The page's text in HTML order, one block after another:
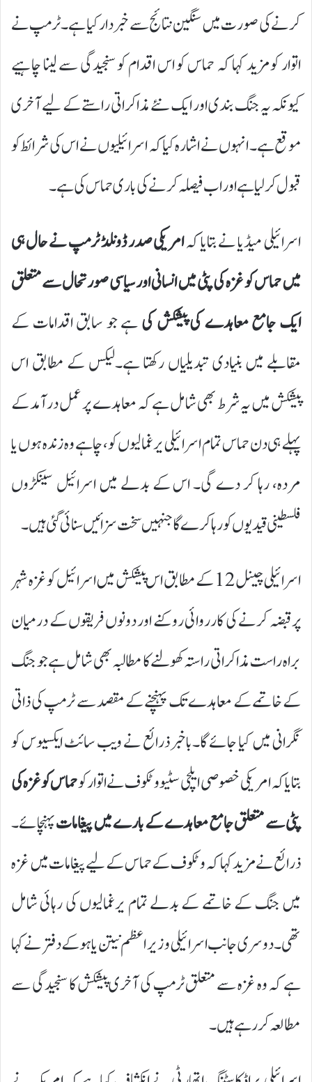
کرنے کی صورت میں سنگین نتائج سے خبردار کیا ہے۔ٹرمپ نے
اتوار کو مزید کہا کہ حماس کو اس اقدام کو سنجیدگی سے لینا چاہیے
کیونکہ یہ جنگ بندی اور ایک نئے مذاکراتی راستے کے لیے آخری
موقع ہے۔ انہوں نے اشارہ کیا کہ اسرائیلیوں نے اس کی شرائط کو
قبول کر لیا ہے اور اب فیصلہ کرنے کی باری حماس کی ہے۔
اسرائیلی میڈیا نے بتایا کہامریکی صدر ڈونلڈ ٹرمپ نے حال ہی
میں حماس کو غزہ کی پٹی میں انسانی اور سیاسی صورتحال سے متعلق
ایک جامع معاہدے کی پیشکش کیہے جو سابق اقدامات کے
مقابلے میں بنیادی تبدیلیاں رکھتا ہے۔لیکس کے مطابق اس
پیشکش میں یہ شرط بھی شامل ہے کہ معاہدے پر عمل درآمد کے
پہلے ہی دن حماس تمام اسرائیلی یرغمالیوں کو، چاہے وہ زندہ ہوں یا
مردہ، رہا کر دے گی۔ اس کے بدلے میں اسرائیل سینکڑوں
فلسطینی قیدیوں کو رہا کرے گا جنہیں سخت سزائیں سنائی گئی ہیں۔
اسرائیلی چینل 12 کے مطابق اس پیشکش میں اسرائیل کو غزہ شہر
پر قبضہ کرنے کی کارروائی روکنے اور دونوں فریقوں کے درمیان
براہ راست مذاکراتی راستہ کھولنے کا مطالبہ بھی شامل ہے جو جنگ
کے خاتمے کے معاہدے تک پہنچنے کے مقصد سے ٹرمپ کی ذاتی
نگرانی میں کیا جائے گا۔باخبر ذرائع نے ویب سائٹ ایکسیوس کو
بتایا کہ امریکی خصوصی ایلچی سٹیو وٹکوف نے اتوار کوحماس کو غزہ کی
پٹی سے متعلق جامع معاہدے کے بارے میں پیغاماتپہنچائے۔
ذرائع نے مزید کہا کہ وٹکوف کے حماس کے لیے پیغامات میں غزہ
میں جنگ کے خاتمے کے بدلے تمام یرغمالیوں کی رہائی شامل
تھی۔ دوسری جانب اسرائیلی وزیر اعظم نیتن یاہو کے دفتر نے کہا
ہے کہ وہ غزہ سے متعلق ٹرمپ کی آخری پیشکش کا سنجیدگی سے
مطالعہ کر رہے ہیں۔